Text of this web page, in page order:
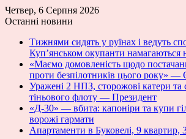
Четвер, 6 Серпня 2026
Останні новини
Тижнями сидять у руїнах і ведуть
Куп’янськом окупанти намагаються
«Маємо домовленість щодо
проти безпілотників цього року» —
Уражені 2 НПЗ, сторожові катери та
тіньового флоту — Президент
«Д-30» — вбита: капоніри та купи
ворожі гармати
Апартаменти в Буковелі, 9 квартир,